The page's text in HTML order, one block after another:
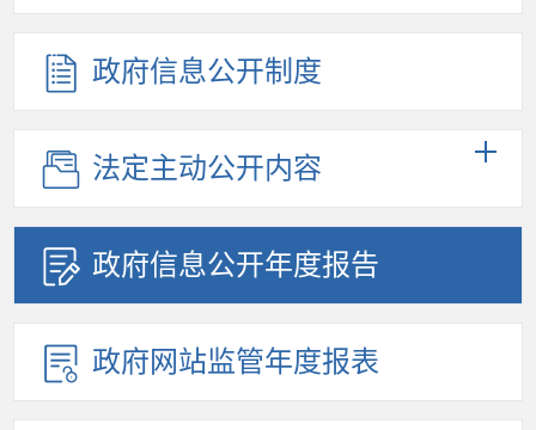
政府信息公开制度
法定主动公开内容
政府信息公开年度报告
政府网站监管年度报表